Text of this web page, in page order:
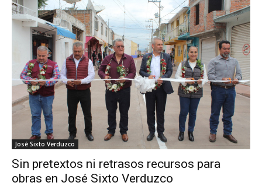
José Sixto Verduzco
Sin pretextos ni retrasos recursos para
obras en José Sixto Verduzco